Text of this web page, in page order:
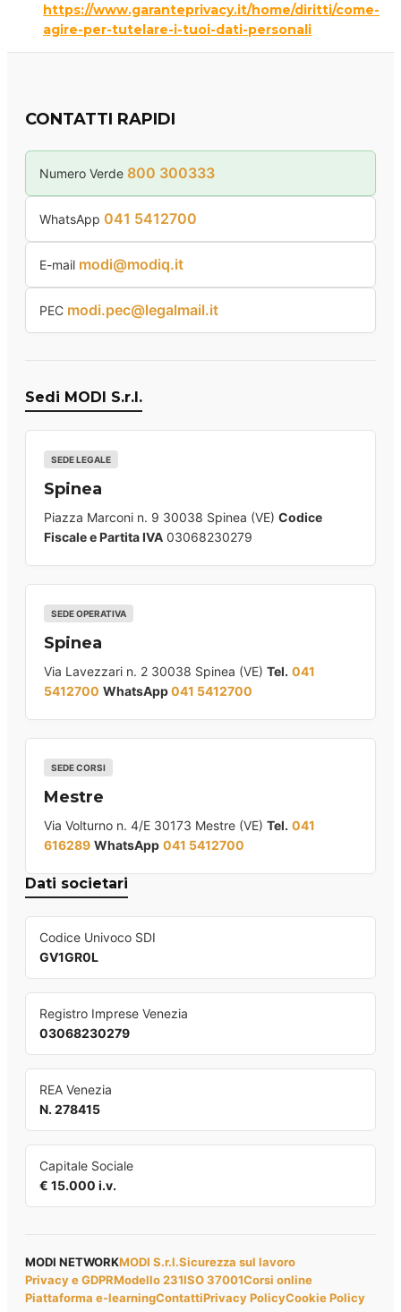
https://www.garanteprivacy.it/home/diritti/come-
agire-per-tutelare-i-tuoi-dati-personali
CONTATTI RAPIDI
Numero Verde 800 300333
WhatsApp 041 5412700
E-mail modi@modiq.it
PEC modi.pec@legalmail.it
Sedi MODI S.r.l.
SEDE LEGALE
Spinea
Piazza Marconi n. 9 30038 Spinea (VE) Codice
Fiscale e Partita IVA 03068230279
SEDE OPERATIVA
Spinea
Via Lavezzari n. 2 30038 Spinea (VE) Tel. 041
5412700 WhatsApp041 5412700
SEDE CORSI
Mestre
Via Volturno n. 4/E 30173 Mestre (VE) Tel. 041
616289 WhatsApp 041 5412700
Dati societari
Codice Univoco SDI
GV1GR0L
Registro Imprese Venezia
03068230279
REA Venezia
N. 278415
Capitale Sociale
€ 15.000 i.v.
MODI NETWORKMODI S.r.l.Sicurezza sul lavoro
Privacy e GDPRModello 231ISO 37001Corsi online
Piattaforma e-learningContattiPrivacy PolicyCookie Policy